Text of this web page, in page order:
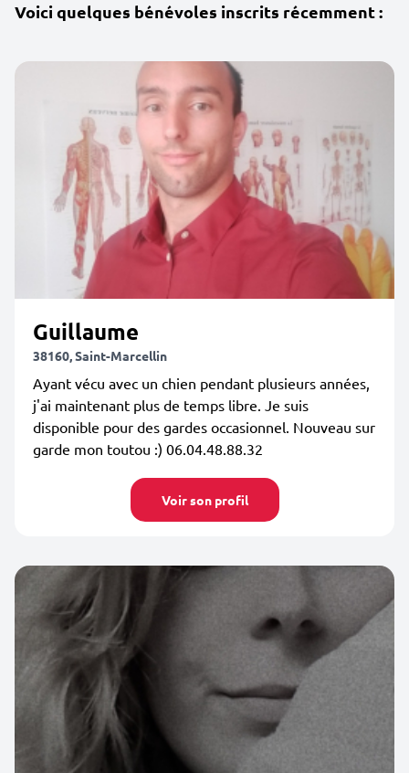
Voici quelques bénévoles inscrits récemment :
Guillaume
38160, Saint-Marcellin
Ayant vécu avec un chien pendant plusieurs années,
j'ai maintenant plus de temps libre. Je suis
disponible pour des gardes occasionnel. Nouveau sur
garde mon toutou :) 06.04.48.88.32
Voir son profil